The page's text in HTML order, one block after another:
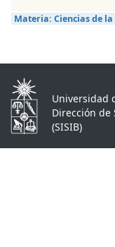
Materia: Ciencias de
Universidad
Dirección de
(SISIB)